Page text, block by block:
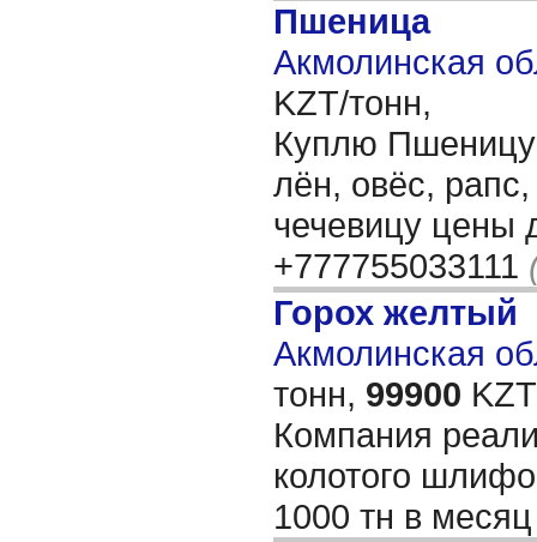
Пшеница
Акмолинская
KZT/тонн,
Куплю Пшеницу
лён, овёс,
чечевицу цены
+777755033111
Горох желтый
Акмолинская
тонн, 99900
Компания
колотого
1000 тн в